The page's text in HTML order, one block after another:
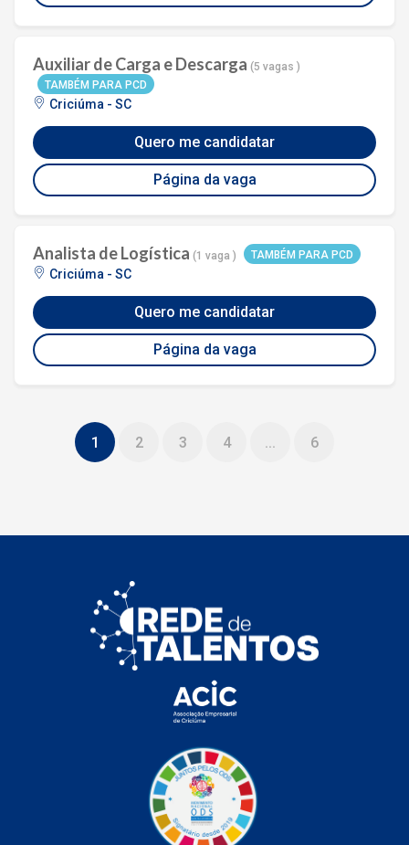
Auxiliar de Carga e Descarga (5 vagas )
TAMBÉM PARA PCD
Criciúma - SC
Página da vaga
Quero me candidatar
Analista de Logística (1 vaga ) TAMBÉM PARA PCD
Criciúma - SC
Página da vaga
Quero me candidatar
1 2 3 4 ... 6